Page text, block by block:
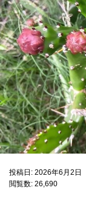
投稿日: 2026年6月2日
閲覧数: 26,690